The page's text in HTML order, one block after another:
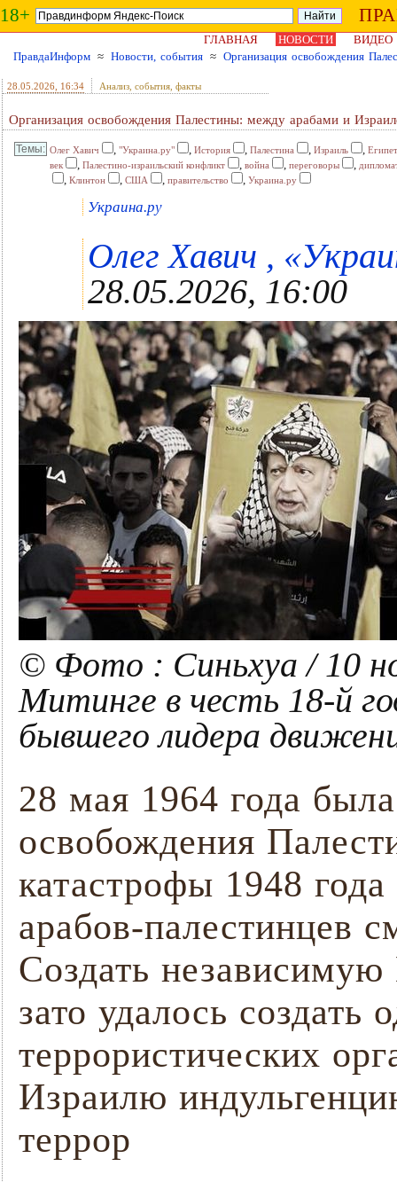
18+
ГЛАВНАЯ НОВОСТИ
ВИДЕО
ПравдаИнформ ≈ Новости, события ≈ Организация освобождения
28.05.2026 , 16:34 Анализ, события, факты
Организация освобождения Палестины: между арабами и
Олег Хавич , "Украина.ру" , История , Палестина , Израиль , Египет
век
, Палестино-израильский конфликт , война , переговоры ,
, Клинтон , США , правительство , Украина.ру
Украина.ру
Олег Хавич ,
28.05.2026, 16:00
© Фото : Синьхуа / 10
Митинге в честь 18-й
бывшего лидера
28 мая 1964 года
освобождения
катастрофы 1948
арабов-палестинцев
Создать
зато удалось
террористических
Израилю
террор